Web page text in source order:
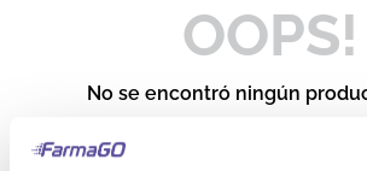
OOPS!
No se encontró ningún